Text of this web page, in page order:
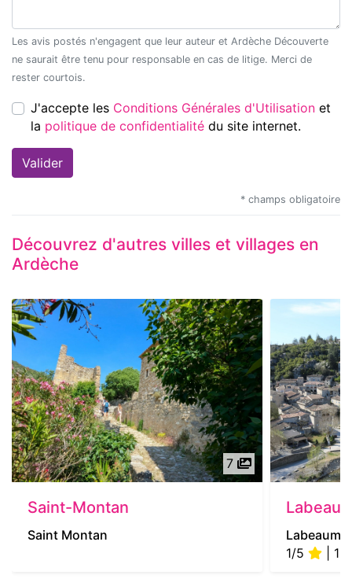
Les avis postés n'engagent que leur auteur et Ardèche Découverte
ne saurait être tenu pour responsable en cas de litige. Merci de
rester courtois.
J'accepte les Conditions Générales d'Utilisation et
la
politique de confidentialité du site internet.
* champs obligatoire
Découvrez d'autres villes et villages en
Ardèche
7
Saint-Montan
Saint Montan
Labeaume
1/5
| 1